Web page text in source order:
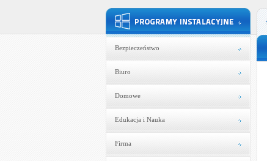
Bezpieczeństwo
Biuro
Domowe
Edukacja i Nauka
Firma